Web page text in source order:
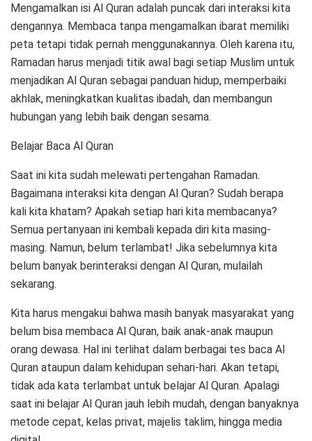
Mengamalkan isi Al Quran adalah puncak dari interaksi kita
dengannya. Membaca tanpa mengamalkan ibarat memiliki
peta tetapi tidak pernah menggunakannya. Oleh karena itu,
Ramadan harus menjadi titik awal bagi setiap Muslim untuk
menjadikan Al Quran sebagai panduan hidup, memperbaiki
akhlak, meningkatkan kualitas ibadah, dan membangun
hubungan yang lebih baik dengan sesama.
Belajar Baca Al Quran
Saat ini kita sudah melewati pertengahan Ramadan.
Bagaimana interaksi kita dengan Al Quran? Sudah berapa
kali kita khatam? Apakah setiap hari kita membacanya?
Semua pertanyaan ini kembali kepada diri kita masing-
masing. Namun, belum terlambat! Jika sebelumnya kita
belum banyak berinteraksi dengan Al Quran, mulailah
sekarang.
Kita harus mengakui bahwa masih banyak masyarakat yang
belum bisa membaca Al Quran, baik anak-anak maupun
orang dewasa. Hal ini terlihat dalam berbagai tes baca Al
Quran ataupun dalam kehidupan sehari-hari. Akan tetapi,
tidak ada kata terlambat untuk belajar Al Quran. Apalagi
saat ini belajar Al Quran jauh lebih mudah, dengan banyaknya
metode cepat, kelas privat, majelis taklim, hingga media